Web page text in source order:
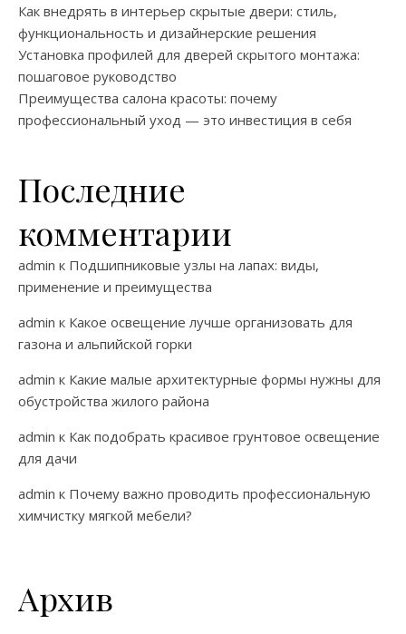
Как внедрять в интерьер скрытые двери: стиль,
функциональность и дизайнерские решения
Установка профилей для дверей скрытого монтажа:
пошаговое руководство
Преимущества салона красоты: почему
профессиональный уход — это инвестиция в себя
Последние
комментарии
admin к Подшипниковые узлы на лапах: виды,
применение и преимущества
admin к Какое освещение лучше организовать для
газона и альпийской горки
admin к Какие малые архитектурные формы нужны для
обустройства жилого района
admin к Как подобрать красивое грунтовое освещение
для дачи
admin к Почему важно проводить профессиональную
химчистку мягкой мебели?
Архив